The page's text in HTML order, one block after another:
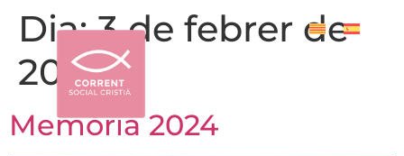
Dia:3 de febrer de
2025
Memòria 2024